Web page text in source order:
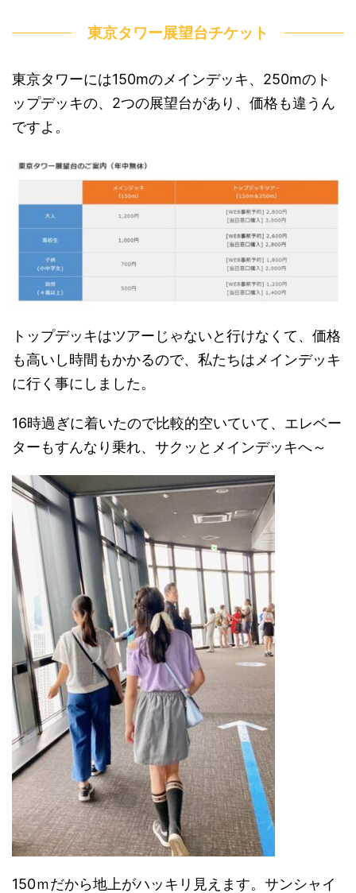
東京タワー展望台チケット
東京タワーには150mのメインデッキ、250mのト
ップデッキの、2つの展望台があり、価格も違うん
ですよ。
トップデッキはツアーじゃないと行けなくて、価格
も高いし時間もかかるので、私たちはメインデッキ
に行く事にしました。
16時過ぎに着いたので比較的空いていて、エレベー
ターもすんなり乗れ、サクッとメインデッキへ～
150ｍだから地上がハッキリ見えます。サンシャイ